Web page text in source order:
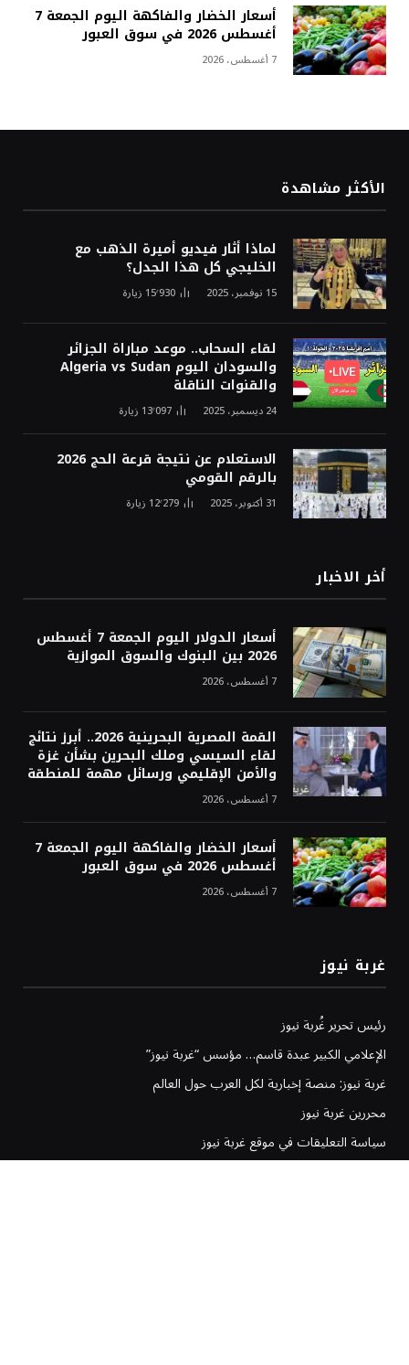
أسعار الخضار والفاكهة اليوم الجمعة 7
أغسطس 2026 في سوق العبور
7 أغسطس، 2026
الأكثر مشاهدة
لماذا أثار فيديو أميرة الذهب مع
الخليجي كل هذا الجدل؟
15 نوفمبر، 2025 15٬930 زيارة
لقاء السحاب.. موعد مباراة الجزائر
والسودان اليوم Algeria vs Sudan
والقنوات الناقلة
24 ديسمبر، 2025 13٬097 زيارة
الاستعلام عن نتيجة قرعة الحج 2026
بالرقم القومي
31 أكتوبر، 2025 12٬279 زيارة
أخر الاخبار
أسعار الدولار اليوم الجمعة 7 أغسطس
2026 بين البنوك والسوق الموازية
7 أغسطس، 2026
القمة المصرية البحرينية 2026.. أبرز نتائج
لقاء السيسي وملك البحرين بشأن غزة
والأمن الإقليمي ورسائل مهمة للمنطقة
7 أغسطس، 2026
أسعار الخضار والفاكهة اليوم الجمعة 7
أغسطس 2026 في سوق العبور
7 أغسطس، 2026
غربة نيوز
رئيس تحرير غُربة نيوز
الإعلامي الكبير عبدة قاسم… مؤسس “غربة نيوز”
غربة نيوز: منصة إخبارية لكل العرب حول العالم
محررين غربة نيوز
سياسة التعليقات في موقع غربة نيوز